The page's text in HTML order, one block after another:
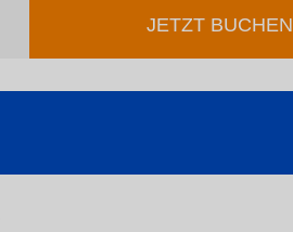
JETZT BUCHEN